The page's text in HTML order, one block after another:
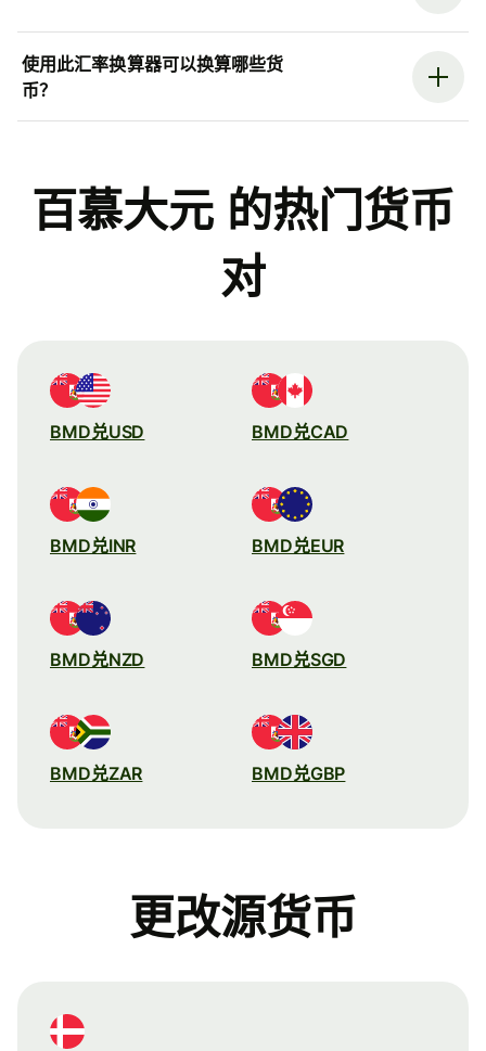
使用此汇率换算器可以换算哪些货
币？
百慕大元 的热门货币
对
BMD兑USD BMD兑CAD
BMD兑INR BMD兑EUR
BMD兑NZD BMD兑SGD
BMD兑ZAR BMD兑GBP
更改源货币